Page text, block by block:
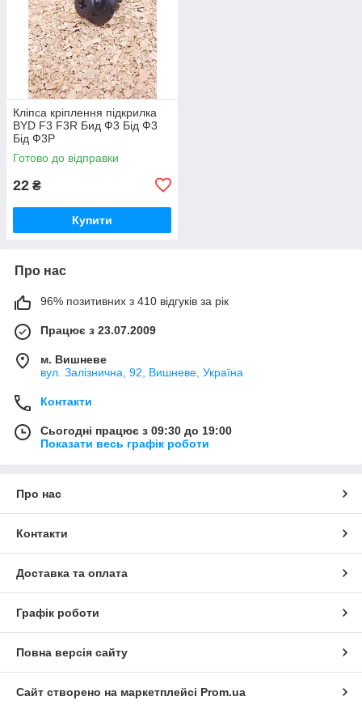
Кліпса кріплення підкрилка
BYD F3 F3R Бид Ф3 Бід Ф3
Бід Ф3Р
Готово до відправки
22 ₴
Купити
Про нас
96% позитивних з 410 відгуків за рік
Працює з 23.07.2009
м. Вишневе
вул. Залізнична, 92, Вишневе, Україна
Контакти
Сьогодні працює з 09:30 до 19:00
Показати весь графік роботи
Про нас
Контакти
Доставка та оплата
Графік роботи
Повна версія сайту
Сайт створено на маркетплейсі Prom.ua